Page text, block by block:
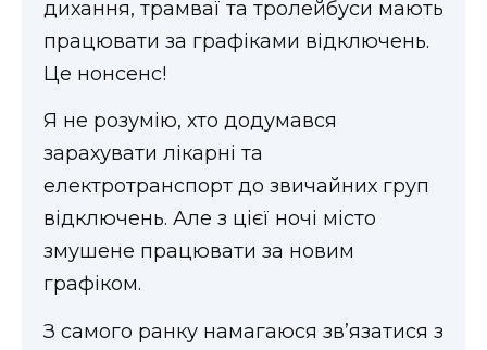
дихання, трамваї та тролейбуси мають
працювати за графіками відключень.
Це нонсенс!
Я не розумію, хто додумався
зарахувати лікарні та
електротранспорт до звичайних груп
відключень. Але з цієї ночі місто
змушене працювати за новим
графіком.
З самого ранку намагаюся зв’язатися з